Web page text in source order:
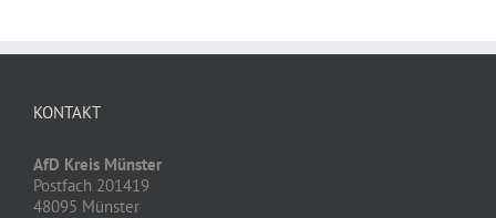
KONTAKT
AfD Kreis Münster
Postfach 201419
48095 Münster